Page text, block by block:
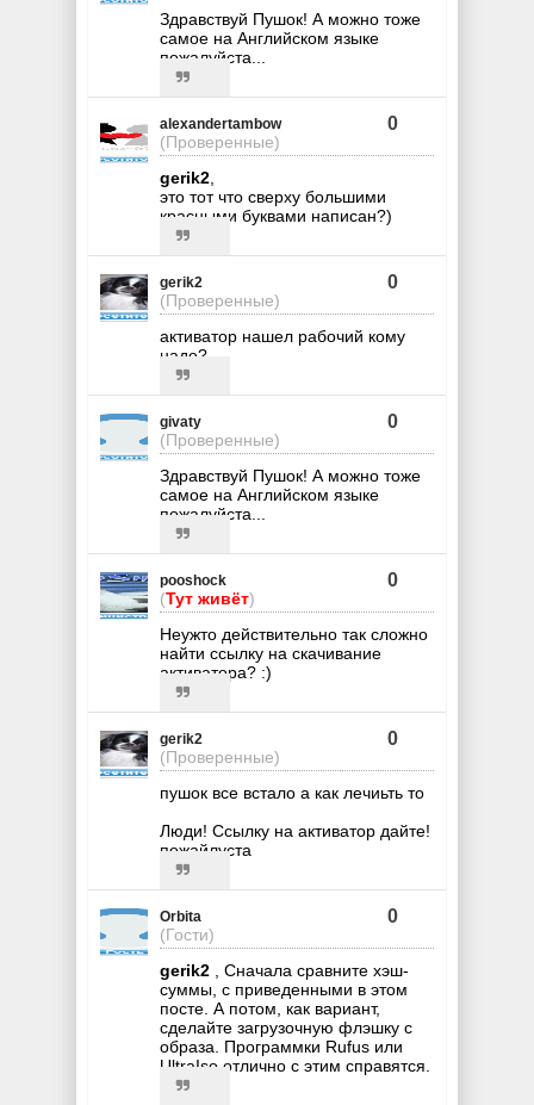
Здравствуй Пушок! А можно тоже
самое на Английском языке
пожалуйста...
alexandertambow
(Проверенные)
0
gerik2,
это тот что сверху большими
красными буквами написан?)
gerik2
(Проверенные)
0
активатор нашел рабочий кому
надо?
givaty
(Проверенные)
0
Здравствуй Пушок! А можно тоже
самое на Английском языке
пожалуйста...
pooshock
(Тут живёт)
0
Неужто действительно так сложно
найти ссылку на скачивание
активатора? :)
gerik2
(Проверенные)
0
пушок все встало а как лечиьть то
Люди! Ссылку на активатор дайте!
пожайлуста
Orbita
(Гости)
0
gerik2 , Сначала сравните хэш-
суммы, с приведенными в этом
посте. А потом, как вариант,
сделайте загрузочную флэшку с
образа. Программки Rufus или
UltraIso отлично с этим справятся.